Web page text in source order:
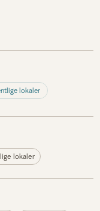
lokaler
lokaler